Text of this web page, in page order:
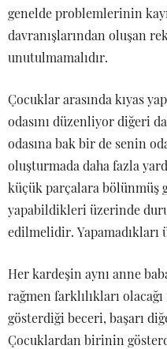
genelde problemlerinin
davranışlarından oluşan
unutulmamalıdır.
Çocuklar arasında kıyas
odasını düzenliyor diğeri
odasına bak bir de senin
oluşturmada daha fazla
küçük parçalara bölünmüş
yapabildikleri üzerinde
edilmelidir. Yapamadıkları
Her kardeşin aynı anne
rağmen farklılıkları
gösterdiği beceri, başarı
Çocuklardan birinin